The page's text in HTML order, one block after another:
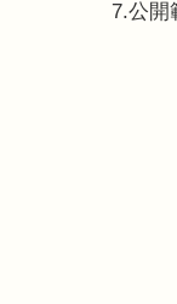
7.公開